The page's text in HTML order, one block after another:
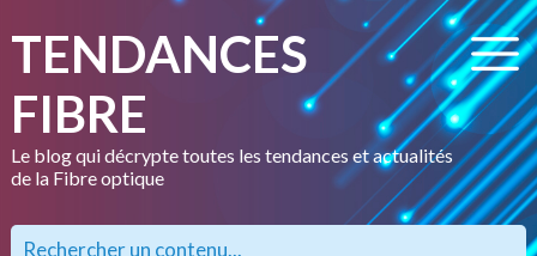
TENDANCES
FIBRE
Le blog qui décrypte toutes les tendances et actualités
de la Fibre optique